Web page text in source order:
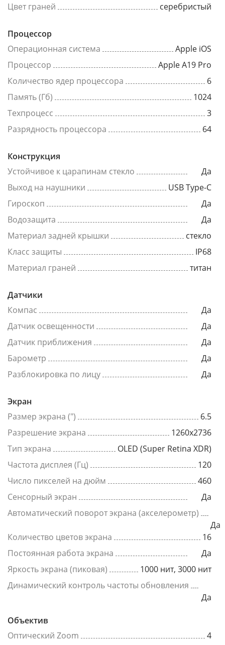
Цвет граней
серебристый
Процессор
Операционная система
Apple iOS
Процессор
Apple A19 Pro
Количество ядер процессора
6
Память (Гб)
1024
Техпроцесс
3
Разрядность процессора
64
Конструкция
Устойчивое к царапинам стекло
Да
Выход на наушники
USB Type-C
Гироскоп
Да
Водозащита
Да
Материал задней крышки
стекло
Класс защиты
IP68
Материал граней
титан
Датчики
Компас
Да
Датчик освещенности
Да
Датчик приближения
Да
Барометр
Да
Разблокировка по лицу
Да
Экран
Размер экрана (")
6.5
Разрешение экрана
1260x2736
Тип экрана
OLED (Super Retina XDR)
Частота дисплея (Гц)
120
Число пикселей на дюйм
460
Сенсорный экран
Да
Автоматический поворот экрана (акселерометр)
Да
Количество цветов экрана
16
Постоянная работа экрана
Да
Яркость экрана (пиковая)
1000 нит, 3000 нит
Динамический контроль частоты обновления
Да
Объектив
Оптический Zoom
4